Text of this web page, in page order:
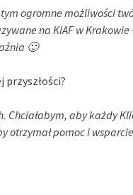
ogromne możliwości
na KIAF w Krakowie
🙂
przyszłości?
Chciałabym, aby każdy
otrzymał pomoc i